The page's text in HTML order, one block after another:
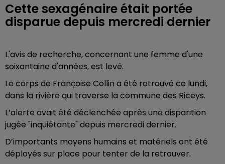
Cette sexagénaire était portée
disparue depuis mercredi dernier
L'avis de recherche, concernant une femme d'une
soixantaine d'années, est levé.
Le corps de Françoise Collin a été retrouvé ce lundi,
dans la rivière qui traverse la commune des Riceys.
L’alerte avait été déclenchée après une disparition
jugée "inquiétante" depuis mercredi dernier.
D’importants moyens humains et matériels ont été
déployés sur place pour tenter de la retrouver.